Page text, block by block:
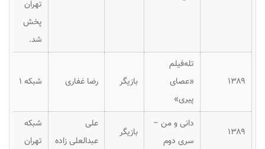
تهران
پخش
شد.
۱۳۸۹
تله‌فیلم
«عصای
پیری»
بازیگر رضا غفاری شبکه ۱
۱۳۸۹
دانی و من –
سری دوم
بازیگر
علی
عبدالعلی زاده
شبکه
تهران